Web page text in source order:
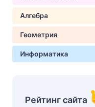
Алгебра
Геометрия
Информатика
Рейтинг сайта